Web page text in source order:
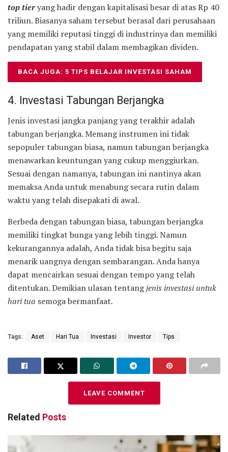
top tieryang hadir dengan kapitalisasi besar di atas Rp 40
triliun. Biasanya saham tersebut berasal dari perusahaan
yang memiliki reputasi tinggi di industrinya dan memiliki
pendapatan yang stabil dalam membagikan dividen.
BACA JUGA: 5 TIPS BELAJAR INVESTASI SAHAM
4. Investasi Tabungan Berjangka
Jenis investasi jangka panjang yang terakhir adalah
tabungan berjangka. Memang instrumen ini tidak
sepopuler tabungan biasa, namun tabungan berjangka
menawarkan keuntungan yang cukup menggiurkan.
Sesuai dengan namanya, tabungan ini nantinya akan
memaksa Anda untuk menabung secara rutin dalam
waktu yang telah disepakati di awal.
Berbeda dengan tabungan biasa, tabungan berjangka
memiliki tingkat bunga yang lebih tinggi. Namun
kekurangannya adalah, Anda tidak bisa begitu saja
menarik uangnya dengan sembarangan. Anda hanya
dapat mencairkan sesuai dengan tempo yang telah
ditentukan. Demikian ulasan tentangjenis investasi untuk
hari tua semoga bermanfaat.
Tags: Aset Hari Tua Investasi Investor Tips
LEAVE COMMENT
Related Posts